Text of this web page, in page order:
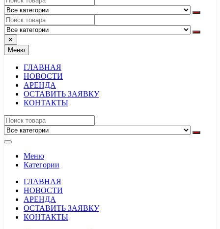
✕
Меню
ГЛАВНАЯ
НОВОСТИ
АРЕНДА
ОСТАВИТЬ ЗАЯВКУ
КОНТАКТЫ
Меню
Категории
ГЛАВНАЯ
НОВОСТИ
АРЕНДА
ОСТАВИТЬ ЗАЯВКУ
КОНТАКТЫ